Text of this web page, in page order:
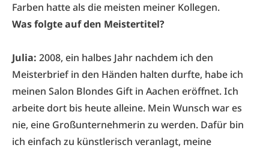
Farben hatte als die meisten meiner Kollegen.
Was folgte auf den Meistertitel?
Julia: 2008, ein halbes Jahr nachdem ich den
Meisterbrief in den Händen halten durfte, habe ich
meinen Salon Blondes Gift in Aachen eröffnet. Ich
arbeite dort bis heute alleine. Mein Wunsch war es
nie, eine Großunternehmerin zu werden. Dafür bin
ich einfach zu künstlerisch veranlagt, meine